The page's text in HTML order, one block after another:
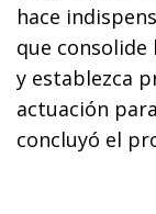
hace
que consolide
y establezca
actuación
concluyó el